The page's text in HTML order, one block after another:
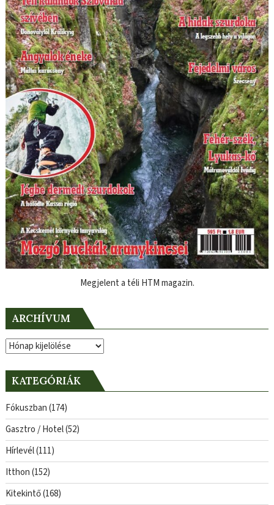
Megjelent a téli HTM magazin.
ARCHÍVUM
Archívum
KATEGÓRIÁK
Fókuszban(174)
Gasztro / Hotel(52)
Hírlevél(111)
Itthon(152)
Kitekintő(168)